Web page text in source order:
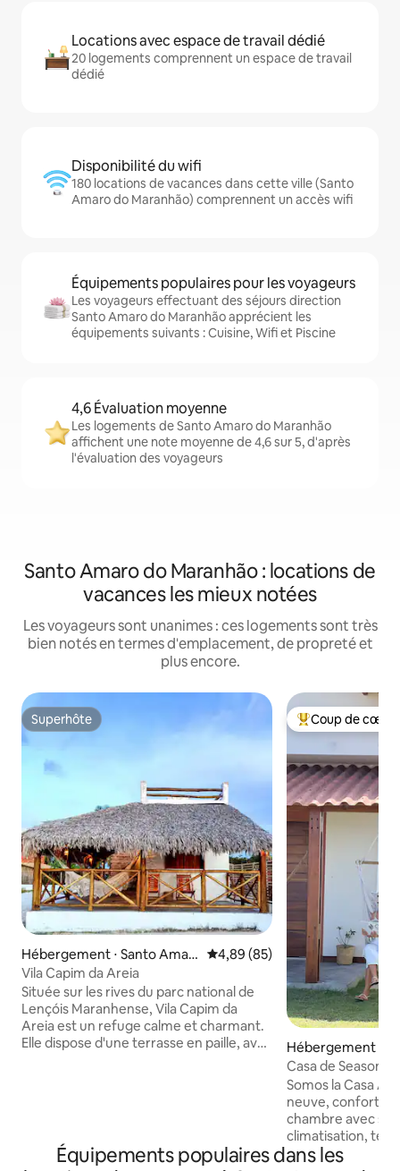
Locations avec espace de travail dédié
20 logements comprennent un espace de travail
dédié
Disponibilité du wifi
180 locations de vacances dans cette ville (Santo
Amaro do Maranhão) comprennent un accès wifi
Équipements populaires pour les voyageurs
Les voyageurs effectuant des séjours direction
Santo Amaro do Maranhão apprécient les
équipements suivants : Cuisine, Wifi et Piscine
4,6 Évaluation moyenne
Les logements de Santo Amaro do Maranhão
affichent une note moyenne de 4,6 sur 5, d'après
l'évaluation des voyageurs
Santo Amaro do Maranhão : locations de
vacances les mieux notées
Les voyageurs sont unanimes : ces logements sont très
bien notés en termes d'emplacement, de propreté et
plus encore.
Superhôte
Superhôte
Hébergement ⋅ Santo Amar
o do Maranhão
Évaluation moyenne sur la
4,89 (85)
Vila Capim da Areia
Située sur les rives du parc national de
Lençóis Maranhense, Vila Capim da
Areia est un refuge calme et charmant.
Elle dispose d'une terrasse en paille, avec
télévision avec Android TV, de la
climatisation sans vent, de lits et de
Coups de cœur
Coup de cœur
Hébergement ⋅
o do Maranhão
Casa de Season
Casa Amani
Somos la Casa
neuve, confortable
chambre avec
climatisation,
queen, 1 lit de
Équipements populaires dans les